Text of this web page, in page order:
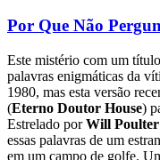
Por Que Não
Este mistério com um
palavras enigmáticas da
1980, mas esta versão
(Eterno Doutor House)
Estrelado porWill Poulter
essas palavras de um
em um campo de golfe.